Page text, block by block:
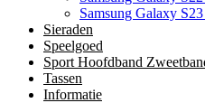
Samsung Galaxy
Sieraden
Speelgoed
Sport Hoofdband
Tassen
Informatie